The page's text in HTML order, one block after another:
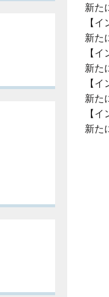
新た
【
新た
【
新た
【
新た
【
新た